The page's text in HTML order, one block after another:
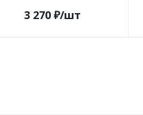
3 270₽/шт